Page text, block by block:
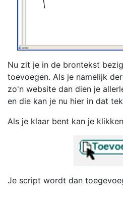
Nu zit je in de brontekst
toevoegen. Als je namelijk
zo'n website dan dien je
en die kan je nu hier in dat
Als je klaar bent kan je
Je script wordt dan